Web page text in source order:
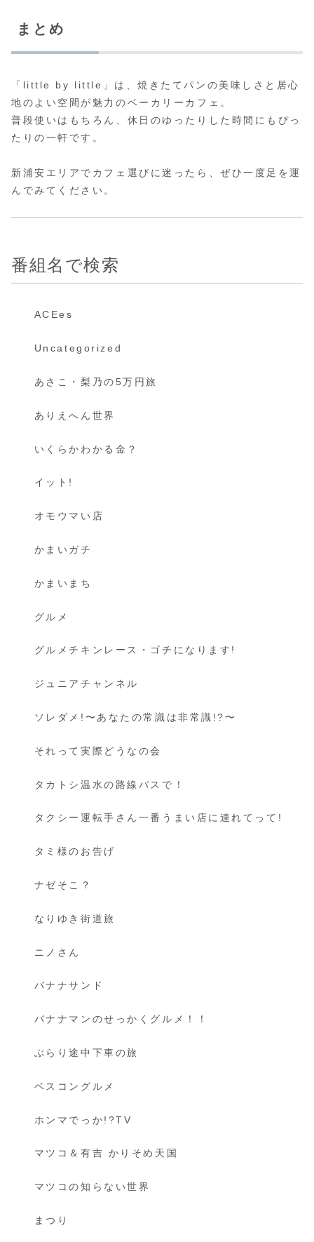
まとめ
「little by little」は、焼きたてパンの美味しさと居心
地のよい空間が魅力のベーカリーカフェ。
普段使いはもちろん、休日のゆったりした時間にもぴっ
たりの一軒です。
新浦安エリアでカフェ選びに迷ったら、ぜひ一度足を運
んでみてください。
番組名で検索
ACEes
Uncategorized
あさこ・梨乃の5万円旅
ありえへん世界
いくらかわかる金？
イット!
オモウマい店
かまいガチ
かまいまち
グルメ
グルメチキンレース・ゴチになります!
ジュニアチャンネル
ソレダメ!〜あなたの常識は非常識!?〜
それって実際どうなの会
タカトシ温水の路線バスで！
タクシー運転手さん一番うまい店に連れてって!
タミ様のお告げ
ナゼそこ？
なりゆき街道旅
ニノさん
バナナサンド
バナナマンのせっかくグルメ！！
ぶらり途中下車の旅
ベスコングルメ
ホンマでっか!?TV
マツコ＆有吉 かりそめ天国
マツコの知らない世界
まつり